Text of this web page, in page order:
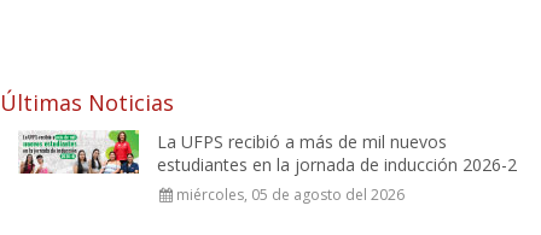
Últimas Noticias
La UFPS recibió a más de mil nuevos
estudiantes en la jornada de inducción 2026-2
miércoles, 05 de agosto del 2026